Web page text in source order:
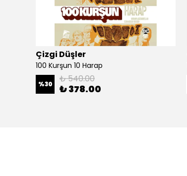
Çizgi Düşler
100 Kurşun 10 Harap
%30 ₺ 540.00
₺ 378.00